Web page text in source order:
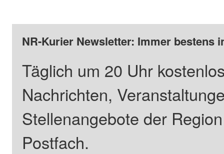
NR-Kurier Newsletter: Immer bestens
Täglich um 20 Uhr
Nachrichten,
Stellenangebote der
Postfach.